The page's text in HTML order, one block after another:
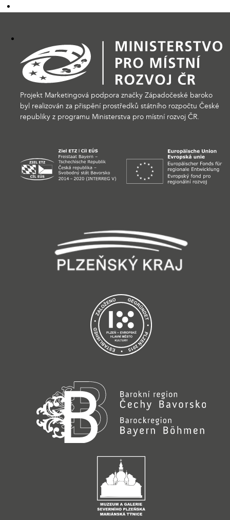
Projekt Marketingová podpora značky Západočeské baroko
byl realizován za přispění prostředků státního rozpočtu České
republiky z programu Ministerstva pro místní rozvoj ČR.